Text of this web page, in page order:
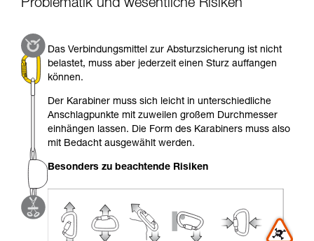
Informationen richtig verstanden haben.
Die Beherrschung dieser Techniken setzt eine
entsprechende Ausbildung und ein spezielles
Training voraus. Prüfen Sie zusammen mit
einem Profi, ob Sie in der Lage sind, den
Vorgang alleine sicher zu wiederholen, bevor
Sie ihn eigenständig durchführen.
Wir geben Beispiele für die mit Ihrer Aktivität
verbundenen Techniken. Möglicherweise gibt es
Problematik und wesentliche Risiken
Das Verbindungsmittel zur Absturzsicherung ist nicht
belastet, muss aber jederzeit einen Sturz auffangen
können.
Der Karabiner muss sich leicht in unterschiedliche
Anschlagpunkte mit zuweilen großem Durchmesser
einhängen lassen. Die Form des Karabiners muss also
mit Bedacht ausgewählt werden.
Besonders zu beachtende Risiken